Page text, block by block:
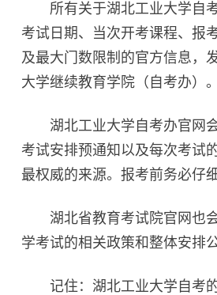
所有关于湖北工业大学自
考试日期、当次开考课程、报
及最大门数限制的官方信息，
大学继续教育学院（自考办）。
湖北工业大学自考办官网
考试安排预通知以及每次考试
最权威的来源。报考前务必仔
湖北省教育考试院官网也会
学考试的相关政策和整体安排公
记住：湖北工业大学自考的